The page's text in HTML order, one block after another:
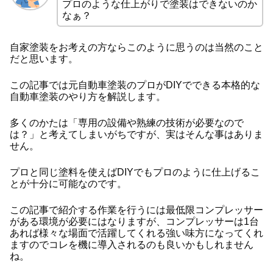
プロのような仕上がりで塗装はできないのか
なぁ？
自家塗装をお考えの方ならこのように思うのは当然のこと
だと思います。
この記事では元自動車塗装のプロがDIYでできる本格的な
自動車塗装のやり方を解説します。
多くのかたは「専用の設備や熟練の技術が必要なので
は？」と考えてしまいがちですが、実はそんな事はありま
せん。
プロと同じ塗料を使えばDIYでもプロのように仕上げるこ
とが十分に可能なのです。
この記事で紹介する作業を行うには最低限コンプレッサー
がある環境が必要にはなりますが、コンプレッサーは1台
あれば様々な場面で活躍してくれる強い味方になってくれ
ますのでコレを機に導入されるのも良いかもしれません
ね。